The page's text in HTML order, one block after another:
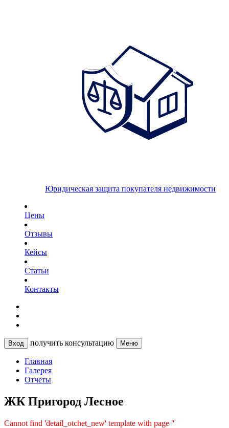
Юридическая защита покупателя недвижимости
Цены
Отзывы
Кейсы
Статьи
Контакты
Вход получить консультацию Меню
Главная
Галерея
Отчеты
ЖК Пригород Лесное
Cannot find 'detail_otchet_new' template with page ''